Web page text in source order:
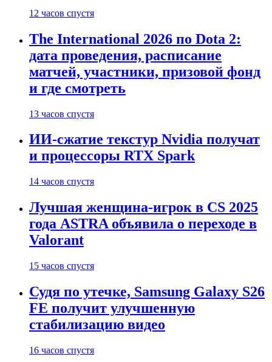
12 часов спустя
The International 2026 по Dota 2:
дата проведения, расписание
матчей, участники, призовой фонд
и где смотреть
13 часов спустя
ИИ-сжатие текстур Nvidia получат
и процессоры RTX Spark
14 часов спустя
Лучшая женщина-игрок в CS 2025
года ASTRA объявила о переходе в
Valorant
15 часов спустя
Судя по утечке, Samsung Galaxy S26
FE получит улучшенную
стабилизацию видео
16 часов спустя